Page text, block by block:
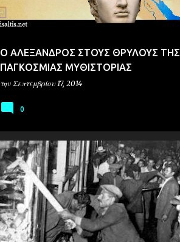
Ο ΑΛΕΞΑΝΔΡΟΣ ΣΤΟΥΣ ΘΡΥΛΟΥΣ ΤΗΣ
ΠΑΓΚΟΣΜΙΑΣ ΜΥΘΙΣΤΟΡΙΑΣ
την Σεπτεμβρίου 17, 2014
0
ΙΣΤΟΡΙΑ